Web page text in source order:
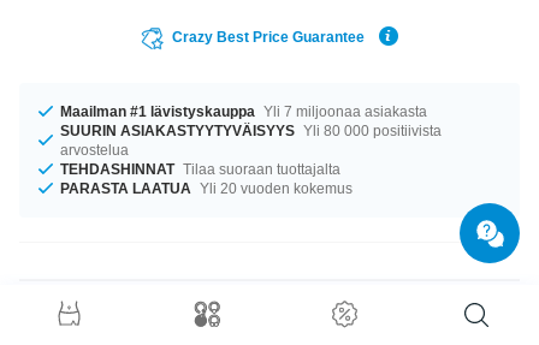
Crazy Best Price Guarantee
Maailman #1 lävistyskauppa Yli 7 miljoonaa asiakasta
SUURIN ASIAKASTYYTYVÄISYYS Yli 80 000 positiivista
arvostelua
TEHDASHINNAT Tilaa suoraan tuottajalta
PARASTA LAATUA Yli 20 vuoden kokemus
Tuotetiedot